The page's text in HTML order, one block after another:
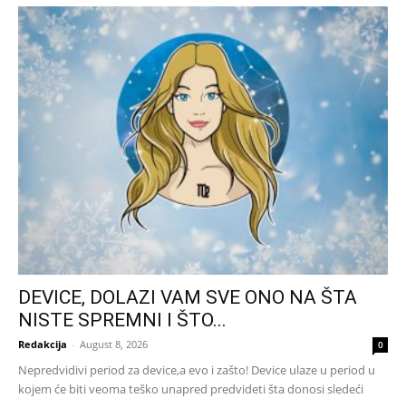
DEVICE, DOLAZI VAM SVE ONO NA ŠTA
NISTE SPREMNI I ŠTO...
Redakcija - August 8, 2026 0
Nepredvidivi period za device,a evo i zašto! Device ulaze u period u
kojem će biti veoma teško unapred predvideti šta donosi sledeći